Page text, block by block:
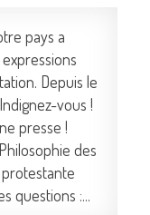
pays a
Depuis le
vous !
presse !
des
questions :...